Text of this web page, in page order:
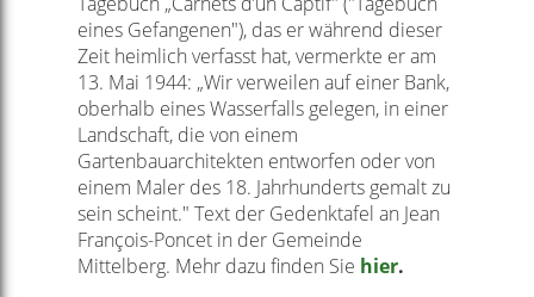
eines Gefangenen"), das er während dieser
Zeit heimlich verfasst hat, vermerkte er am
13. Mai 1944: „Wir verweilen auf einer Bank,
oberhalb eines Wasserfalls gelegen, in einer
Landschaft, die von einem
Gartenbauarchitekten entworfen oder von
einem Maler des 18. Jahrhunderts gemalt zu
sein scheint." Text der Gedenktafel an Jean
François-Poncet in der Gemeinde
Mittelberg. Mehr dazu finden Sie hier.